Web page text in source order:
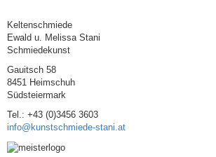
Keltenschmiede
Ewald u. Melissa Stani
Schmiedekunst
Gauitsch 58
8451 Heimschuh
Südsteiermark
Tel.: +43 (0)3456 3603
info@kunstschmiede-stani.at